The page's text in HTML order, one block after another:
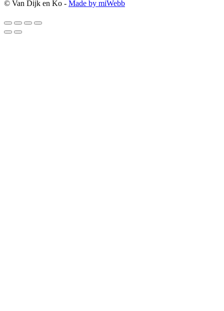
© Van Dijk en Ko - Made by miWebb